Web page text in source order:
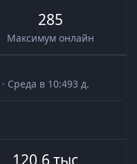
285
Максимум онлайн
· Среда в 10:493 д.
120,6 тыс